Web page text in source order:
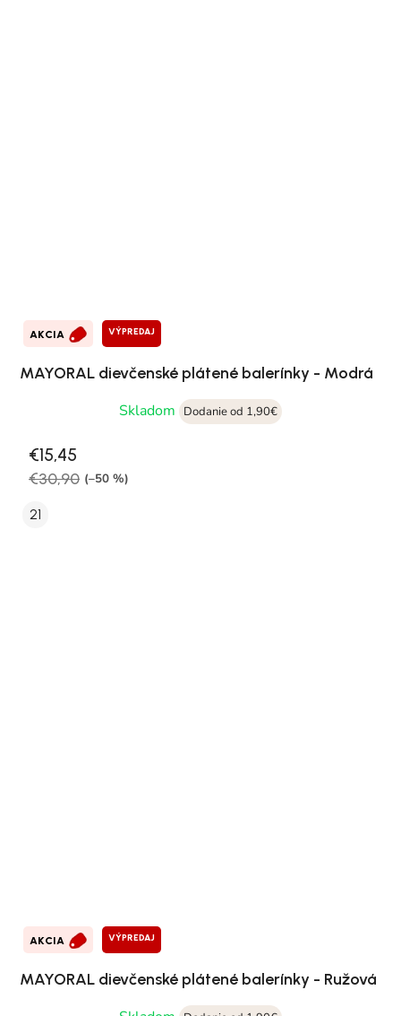
AKCIA VÝPREDAJ
MAYORAL dievčenské plátené balerínky - Modrá
Skladom
Dodanie od 1,90€
€15,45
€30,90 (–50 %)
21
AKCIA VÝPREDAJ
MAYORAL dievčenské plátené balerínky - Ružová